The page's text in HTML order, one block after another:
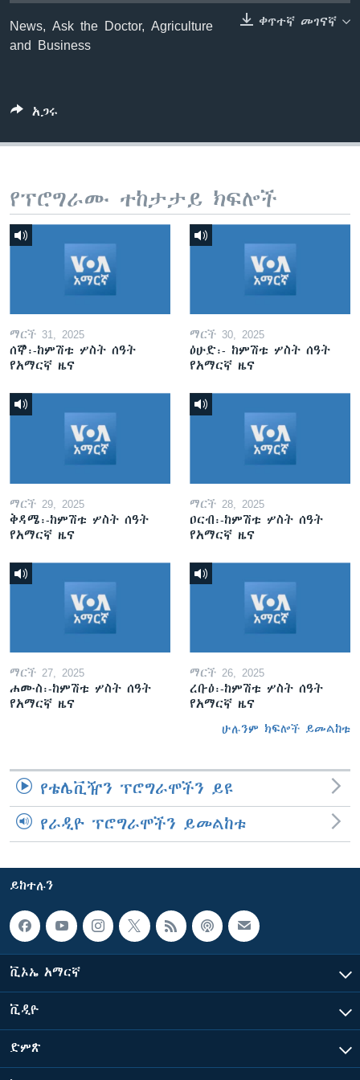
ቀጥተኛ መገናኛ
News, Ask the Doctor, Agriculture
and Business
አጋሩ
የፕሮግራሙ ተከታታይ ክፍሎች
ማርች 31, 2025
ሰኞ፡-ከምሽቱ ሦስት ሰዓት
የአማርኛ ዜና
ማርች 30, 2025
ዕሁድ፡- ከምሽቱ ሦስት ሰዓት
የአማርኛ ዜና
ማርች 29, 2025
ቅዳሜ፡-ከምሽቱ ሦስት ሰዓት
የአማርኛ ዜና
ማርች 28, 2025
ዐርብ፡-ከምሽቱ ሦስት ሰዓት
የአማርኛ ዜና
ማርች 27, 2025
ሐሙስ፡-ከምሽቱ ሦስት ሰዓት
የአማርኛ ዜና
ማርች 26, 2025
ረቡዕ፡-ከምሽቱ ሦስት ሰዓት
የአማርኛ ዜና
ሁሉንም ክፍሎች ይመልከቱ
የቴሌቪዥን ፕሮግራሞችን ይዩ
የራዲዮ ፕሮግራሞችን ይመልከቱ
ይከተሉን
ቪኦኤ አማርኛ
ቪዲዮ
ድምጽ